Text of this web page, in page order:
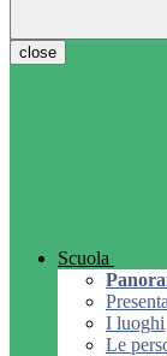
close
Scuola
I luoghi
Le